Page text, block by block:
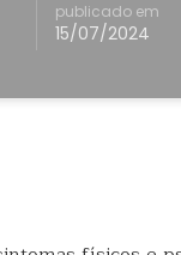
publicado em
15/07/2024